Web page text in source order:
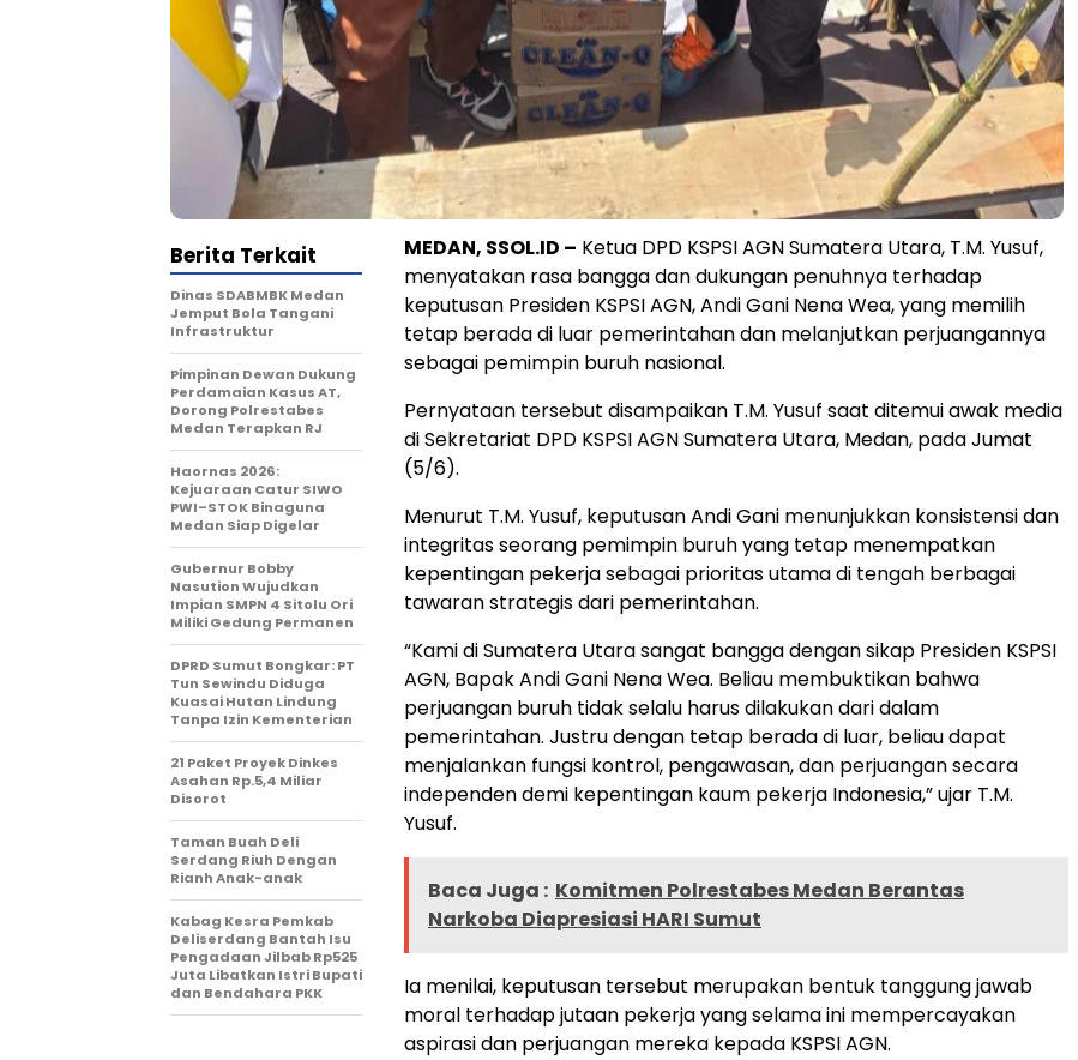
MEDAN, SSOL.ID – Ketua DPD KSPSI AGN Sumatera Utara, T.M. Yusuf,
menyatakan rasa bangga dan dukungan penuhnya terhadap
keputusan Presiden KSPSI AGN, Andi Gani Nena Wea, yang memilih
tetap berada di luar pemerintahan dan melanjutkan perjuangannya
sebagai pemimpin buruh nasional.
Pernyataan tersebut disampaikan T.M. Yusuf saat ditemui awak media
di Sekretariat DPD KSPSI AGN Sumatera Utara, Medan, pada Jumat
(5/6).
Menurut T.M. Yusuf, keputusan Andi Gani menunjukkan konsistensi dan
integritas seorang pemimpin buruh yang tetap menempatkan
kepentingan pekerja sebagai prioritas utama di tengah berbagai
tawaran strategis dari pemerintahan.
“Kami di Sumatera Utara sangat bangga dengan sikap Presiden KSPSI
AGN, Bapak Andi Gani Nena Wea. Beliau membuktikan bahwa
perjuangan buruh tidak selalu harus dilakukan dari dalam
pemerintahan. Justru dengan tetap berada di luar, beliau dapat
menjalankan fungsi kontrol, pengawasan, dan perjuangan secara
independen demi kepentingan kaum pekerja Indonesia,” ujar T.M.
Yusuf.
Baca Juga : Komitmen Polrestabes Medan Berantas
Narkoba Diapresiasi HARI Sumut
Ia menilai, keputusan tersebut merupakan bentuk tanggung jawab
moral terhadap jutaan pekerja yang selama ini mempercayakan
aspirasi dan perjuangan mereka kepada KSPSI AGN.
Berita Terkait
Dinas SDABMBK Medan
Jemput Bola Tangani
Infrastruktur
Pimpinan Dewan Dukung
Perdamaian Kasus AT,
Dorong Polrestabes
Medan Terapkan RJ
Haornas 2026:
Kejuaraan Catur SIWO
PWI–STOK Binaguna
Medan Siap Digelar
Gubernur Bobby
Nasution Wujudkan
Impian SMPN 4 Sitolu Ori
Miliki Gedung Permanen
DPRD Sumut Bongkar: PT
Tun Sewindu Diduga
Kuasai Hutan Lindung
Tanpa Izin Kementerian
21 Paket Proyek Dinkes
Asahan Rp.5,4 Miliar
Disorot
Taman Buah Deli
Serdang Riuh Dengan
Rianh Anak-anak
Kabag Kesra Pemkab
Deliserdang Bantah Isu
Pengadaan Jilbab Rp525
Juta Libatkan Istri Bupati
dan Bendahara PKK